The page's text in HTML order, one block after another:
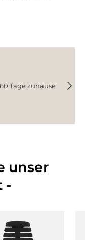
Tage zuhause
unser
-